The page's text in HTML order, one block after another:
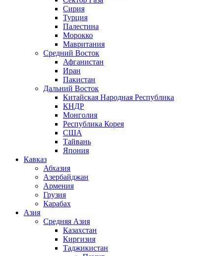
Сирия
Турция
Палестина
Морокко
Мавритания
Средний Восток
Афганистан
Иран
Пакистан
Дальний Восток
Китайская Народная Республика
КНДР
Монголия
Республика Корея
США
Тайвань
Япония
Кавказ
Абхазия
Азербайджан
Армения
Грузия
Карабах
Азия
Средняя Азия
Казахстан
Киргизия
Таджикистан